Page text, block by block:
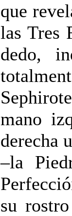
que
las Tres
dedo,
mano
derecha
–la
su